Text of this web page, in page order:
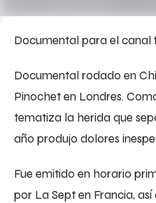
Documental para el canal
Documental rodado en
Pinochet en Londres.
tematiza la herida que
año produjo dolores
Fue emitido en horario
por La Sept en Francia,